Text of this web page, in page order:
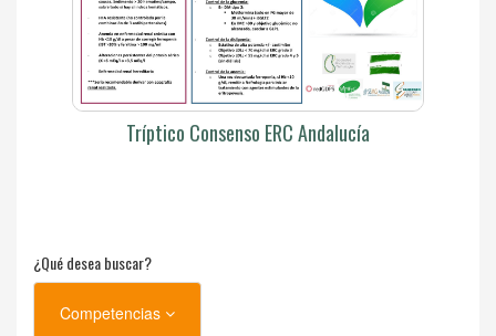
Tríptico Consenso ERC Andalucía
¿Qué desea buscar?
Competencias